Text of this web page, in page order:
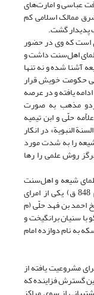
عباسی و امارت‌های
ممالک اسلامی کم
پدیدار گشت.
است که وی در حضور
ایلخانی (۶۸۰ - ۷۱۶ق) با علمای اهل‌سنت داشت و
آشنا شده و نه تنها
حکومت خویش قرار
611). این گفتگوها ادامه یافته و در عرصه
مذهب به صورت
حلّی و ابن تیمیه
النبویة» در انکار
شیعه را به شدت مورد
روش علمی را رها
شیعه و اهل‌سنت
استمرار یافت. به عنوان مثال «میرزا سپند» (م 848 ق) یکی از امرای
احمد بن فهد حلّی (م
با سنیان برانگیخت و
به نام دوازده امام
مشروعیت یافته از
گسترش فزاینده که